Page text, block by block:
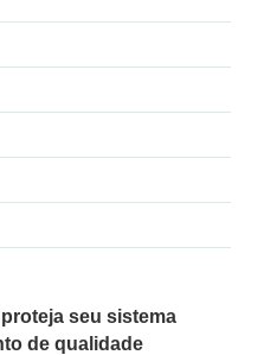
seu sistema
de qualidade